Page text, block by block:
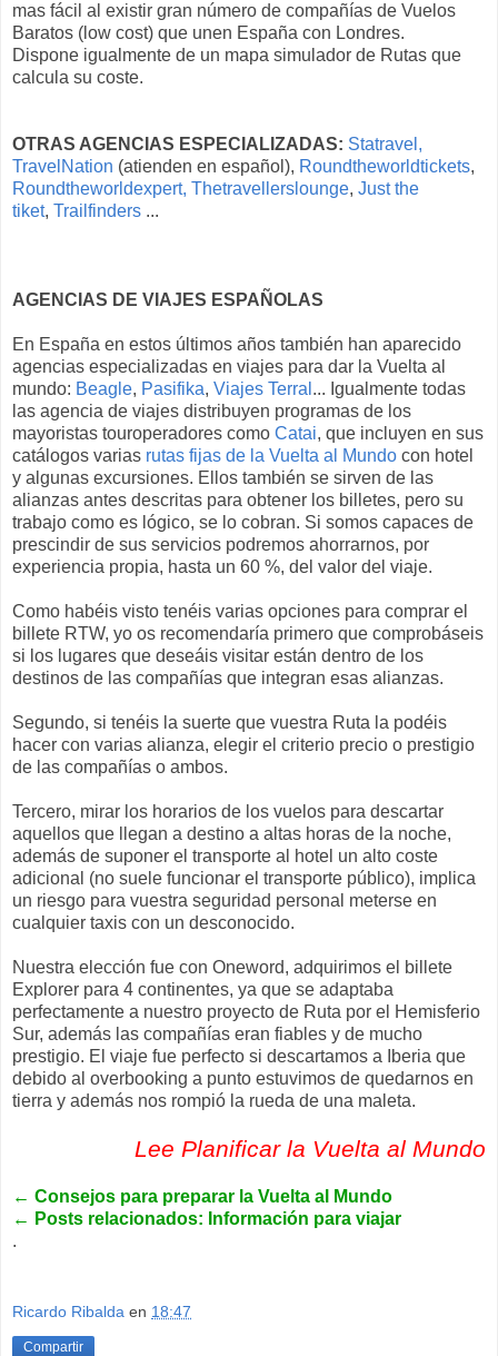
mas fácil al existir gran número de compañías de Vuelos
Baratos (low cost) que unen España con Londres.
Dispone igualmente de un mapa simulador de Rutas que
calcula su coste.
OTRAS AGENCIAS ESPECIALIZADAS: Statravel,
TravelNation (atienden en español), Roundtheworldtickets,
Roundtheworldexpert, Thetravellerslounge, Just the
tiket, Trailfinders ...
AGENCIAS DE VIAJES ESPAÑOLAS
En España en estos últimos años también han aparecido
agencias especializadas en viajes para dar la Vuelta al
mundo: Beagle, Pasifika, Viajes Terral ... Igualmente todas
las agencia de viajes distribuyen programas de los
mayoristas touroperadores como Catai, que incluyen en sus
catálogos varias rutas fijas de la Vuelta al Mundo con hotel
y algunas excursiones. Ellos también se sirven de las
alianzas antes descritas para obtener los billetes, pero su
trabajo como es lógico, se lo cobran. Si somos capaces de
prescindir de sus servicios podremos ahorrarnos, por
experiencia propia, hasta un 60 %, del valor del viaje.
Como habéis visto tenéis varias opciones para comprar el
billete RTW, yo os recomendaría primero que comprobáseis
si los lugares que deseáis visitar están dentro de los
destinos de las compañías que integran esas alianzas.
Segundo, si tenéis la suerte que vuestra Ruta la podéis
hacer con varias alianza, elegir el criterio precio o prestigio
de las compañías o ambos.
Tercero, mirar los horarios de los vuelos para descartar
aquellos que llegan a destino a altas horas de la noche,
además de suponer el transporte al hotel un alto coste
adicional (no suele funcionar el transporte público), implica
un riesgo para vuestra seguridad personal meterse en
cualquier taxis con un desconocido.
Nuestra elección fue con Oneword, adquirimos el billete
Explorer para 4 continentes, ya que se adaptaba
perfectamente a nuestro proyecto de Ruta por el Hemisferio
Sur, además las compañías eran fiables y de mucho
prestigio. El viaje fue perfecto si descartamos a Iberia que
debido al overbooking a punto estuvimos de quedarnos en
tierra y además nos rompió la rueda de una maleta.
Lee Planificar la Vuelta al Mundo
← Consejos para preparar la Vuelta al Mundo
← Posts relacionados: Información para viajar
.
Ricardo Ribalda en 18:47
Compartir